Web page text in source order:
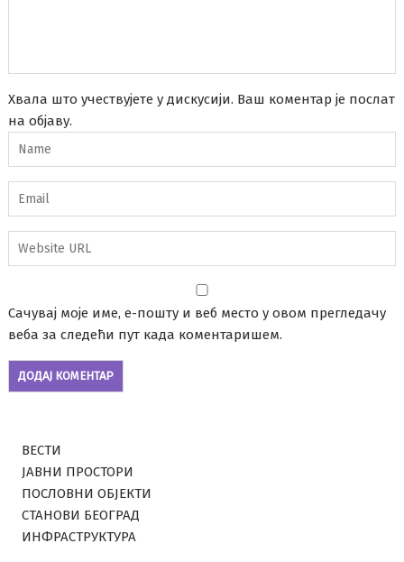
Хвала што учествујете у дискусији. Ваш коментар је послат
на објаву.
Сачувај моје име, е-пошту и веб место у овом прегледачу
веба за следећи пут када коментаришем.
ВЕСТИ
ЈАВНИ ПРОСТОРИ
ПОСЛОВНИ ОБЈЕКТИ
СТАНОВИ БЕОГРАД
ИНФРАСТРУКТУРА